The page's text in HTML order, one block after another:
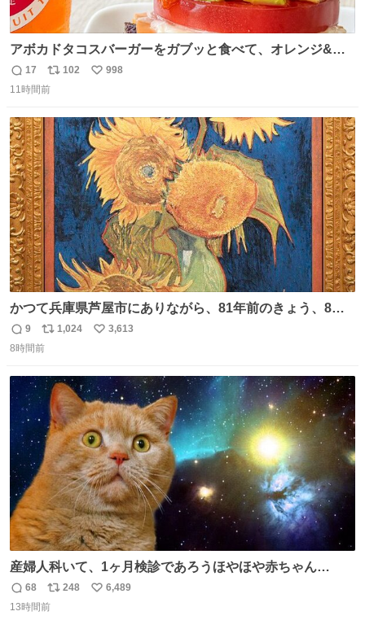
アボカドタコスバーガーをガブッと食べて、オレンジ&パ
ッションフルーツティーをグビッと飲んで、またアボカド
タコスバーガーをガブッと食べて、またオレンジ＆パッシ
返
信
17
リ
ポ
ト
数
102
い
数
998
11時間前
かつて兵庫県芦屋市にありながら、81年前のきょう、8月6
日の阪神大空襲の折に残念ながら焼失した、 #ゴッホ の幻
の「 #ヒマワリ 」。 当館は、東京都にある武者小路実篤記
り陶板で原寸大に再現し、2014年より展示しています。 #
大塚国際美術館
返
信
9
リ
ポ
ト
数
1,024
い
数
3,613
8時間前
産婦人科いて、1ヶ月検診であろうほやほや赤ちゃん👩‍🍼
と推定2,3歳の女の子👧🏻をワンオペで連れてるママがいる
のだけども 女の子ずっとママの側から離れない…⁉️ 手を繋
返
信
68
リ
ポ
248
い
6,489
13時間前